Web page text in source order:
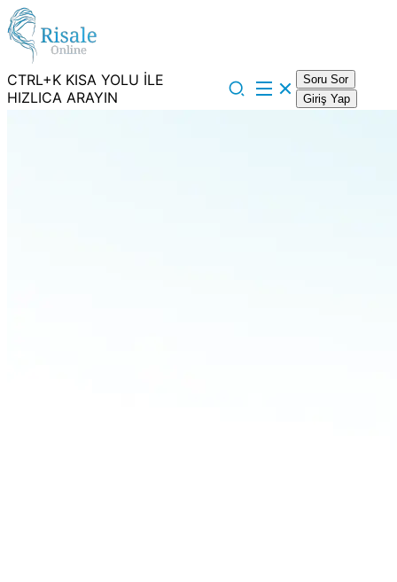
CTRL+K KISA YOLU İLE
HIZLICA ARAYIN
Soru Sor
Giriş Yap